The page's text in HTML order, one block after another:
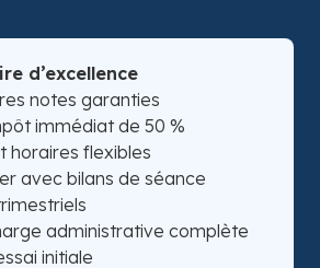
d’excellence
notes garanties
immédiat de 50 %
horaires flexibles
avec bilans de séance
administrative complète
initiale